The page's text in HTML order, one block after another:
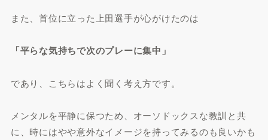
また、首位に立った上田選手が心がけたのは
「平らな気持ちで次のプレーに集中」
であり、こちらはよく聞く考え方です。
メンタルを平静に保つため、オーソドックスな教訓と共
に、時にはやや意外なイメージを持ってみるのも良いかも